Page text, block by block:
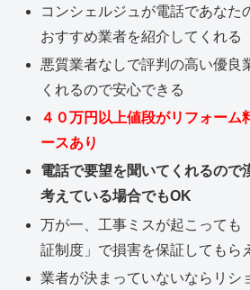
コンシェルジュが電話であなた
おすすめ業者を紹介してくれる
悪質業者なしで評判の高い優良
くれるので安心できる
４０万円以上値段がリフォーム
ースあり
電話で要望を聞いてくれるので
考えている場合でもOK
万が一、工事ミスが起こっても
証制度」で損害を保証してもら
業者が決まっていないならリシ